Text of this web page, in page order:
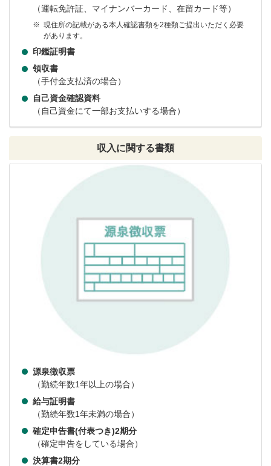
（運転免許証、マイナンバーカード、在留カード等）
※ 現住所の記載がある本人確認書類を2種類ご提出いただく必要
があります。
印鑑証明書
領収書
（手付金支払済の場合）
自己資金確認資料
（自己資金にて一部お支払いする場合）
収入に関する書類
源泉徴収票
（勤続年数1年以上の場合）
給与証明書
（勤続年数1年未満の場合）
確定申告書(付表つき)2期分
（確定申告をしている場合）
決算書2期分